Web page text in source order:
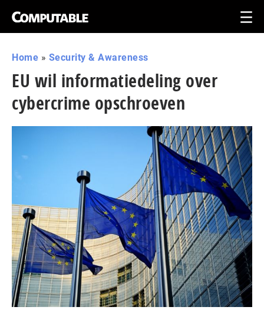
Home » Security & Awareness
EU wil informatiedeling over
cybercrime opschroeven